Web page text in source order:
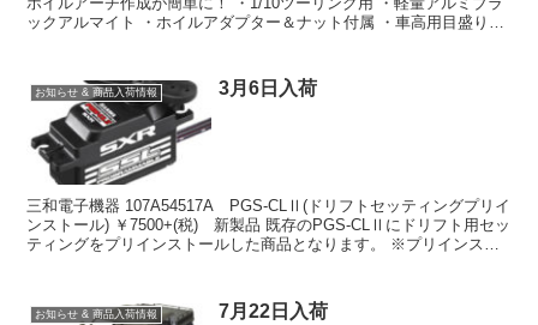
ックアルマイト ・ホイルアダプター＆ナット付属 ・車高用目盛り：
お知らせ & 商品入荷情報 3月6日入荷
三和電子機器 107A54517A PGS-CLⅡ(ドリフトセッティングプリイ
ンストール) ￥7500+(税) 新製品 既存のPGS-CLⅡにドリフト用セッ
ティングをプリインストールした商品となります。 ※プリインスト
お知らせ & 商品入荷情報 7月22日入荷